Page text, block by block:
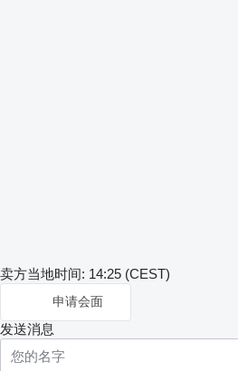
卖方当地时间: 14:25 (CEST)
申请会面
发送消息